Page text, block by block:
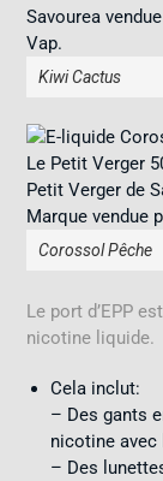
Kiwi Cactus
Corossol Pêche
Le port d’EPP
nicotine liquide.
Cela inclut:
– Des gants
nicotine avec
– Des